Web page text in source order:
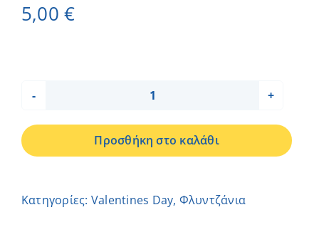
5,00€
Αρκούδος
–
ποσότητα
Προσθήκη στο καλάθι
Κατηγορίες: Valentines Day, Φλυντζάνια